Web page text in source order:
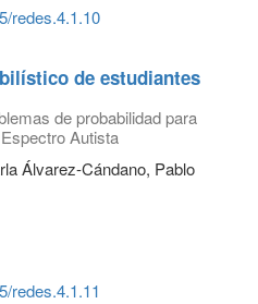
redes.4.1.10
de estudiantes
de probabilidad para
Autista
Álvarez-Cándano, Pablo
redes.4.1.11